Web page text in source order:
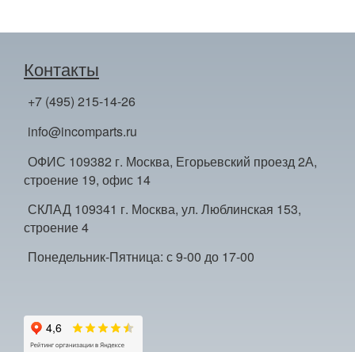
Контакты
+7 (495) 215-14-26
info@incomparts.ru
ОФИС 109382 г. Москва, Егорьевский проезд 2А,
строение 19, офис 14
СКЛАД 109341 г. Москва, ул. Люблинская 153,
строение 4
Понедельник-Пятница: с 9-00 до 17-00